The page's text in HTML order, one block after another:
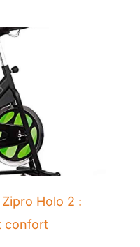
Holo 2 :
confort